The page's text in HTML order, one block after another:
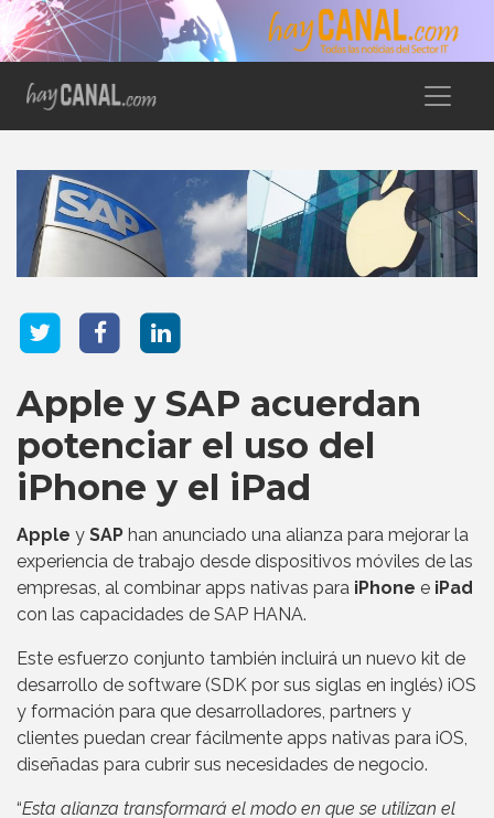
Apple y SAP acuerdan
potenciar el uso del
iPhone y el iPad
Apple y SAP han anunciado una alianza para mejorar la
experiencia de trabajo desde dispositivos móviles de las
empresas, al combinar apps nativas para iPhone e iPad
con las capacidades de SAP HANA.
Este esfuerzo conjunto también incluirá un nuevo kit de
desarrollo de software (SDK por sus siglas en inglés) iOS
y formación para que desarrolladores, partners y
clientes puedan crear fácilmente apps nativas para iOS,
diseñadas para cubrir sus necesidades de negocio.
“Esta alianza transformará el modo en que se utilizan el